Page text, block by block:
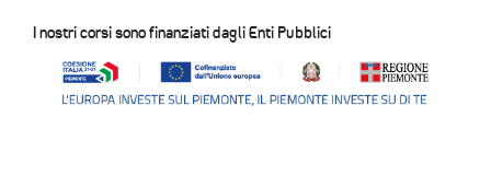
I nostri corsi sono finanziati dagli Enti Pubblici